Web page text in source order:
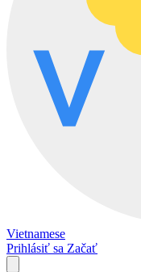
Vietnamese
Prihlásiť sa Začať